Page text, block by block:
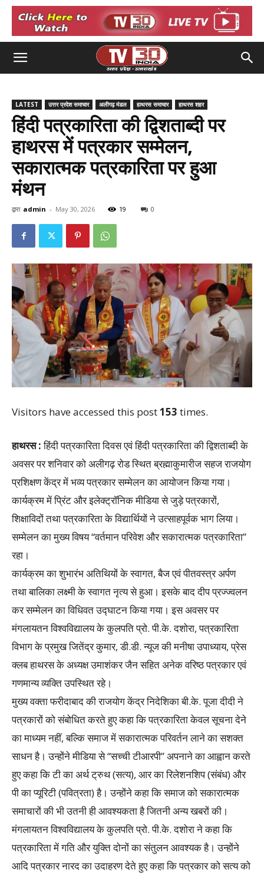
LATEST उत्तर प्रदेश समाचार अलीगढ़ मंडल हाथरस समाचार हाथरस शहर
हिंदी पत्रकारिता की द्विशताब्दी पर
हाथरस में पत्रकार सम्मेलन,
सकारात्मक पत्रकारिता पर हुआ
मंथन
द्वारा admin - May 30, 2026 19 0
Visitors have accessed this post153 times.
हाथरस :हिंदी पत्रकारिता दिवस एवं हिंदी पत्रकारिता की द्विशताब्दी के
अवसर पर शनिवार को अलीगढ़ रोड स्थित ब्रह्माकुमारीज सहज राजयोग
प्रशिक्षण केंद्र में भव्य पत्रकार सम्मेलन का आयोजन किया गया।
कार्यक्रम में प्रिंट और इलेक्ट्रॉनिक मीडिया से जुड़े पत्रकारों,
शिक्षाविदों तथा पत्रकारिता के विद्यार्थियों ने उत्साहपूर्वक भाग लिया।
सम्मेलन का मुख्य विषय “वर्तमान परिवेश और सकारात्मक पत्रकारिता”
रहा।
कार्यक्रम का शुभारंभ अतिथियों के स्वागत, बैज एवं पीतवस्त्र अर्पण
तथा बालिका लक्ष्मी के स्वागत नृत्य से हुआ। इसके बाद दीप प्रज्ज्वलन
कर सम्मेलन का विधिवत उद्घाटन किया गया। इस अवसर पर
मंगलायतन विश्वविद्यालय के कुलपति प्रो. पी.के. दशोरा, पत्रकारिता
विभाग के प्रमुख जितेंद्र कुमार, डी.डी. न्यूज की मनीषा उपाध्याय, प्रेस
क्लब हाथरस के अध्यक्ष उमाशंकर जैन सहित अनेक वरिष्ठ पत्रकार एवं
गणमान्य व्यक्ति उपस्थित रहे।
मुख्य वक्ता फरीदाबाद की राजयोग केंद्र निदेशिका बी.के. पूजा दीदी ने
पत्रकारों को संबोधित करते हुए कहा कि पत्रकारिता केवल सूचना देने
का माध्यम नहीं, बल्कि समाज में सकारात्मक परिवर्तन लाने का सशक्त
साधन है। उन्होंने मीडिया से “सच्ची टीआरपी” अपनाने का आह्वान करते
हुए कहा कि टी का अर्थ ट्रुथ (सत्य), आर का रिलेशनशिप (संबंध) और
पी का प्यूरिटी (पवित्रता) है। उन्होंने कहा कि समाज को सकारात्मक
समाचारों की भी उतनी ही आवश्यकता है जितनी अन्य खबरों की।
मंगलायतन विश्वविद्यालय के कुलपति प्रो. पी.के. दशोरा ने कहा कि
पत्रकारिता में गति और युक्ति दोनों का संतुलन आवश्यक है। उन्होंने
आदि पत्रकार नारद का उदाहरण देते हुए कहा कि पत्रकार को सत्य को